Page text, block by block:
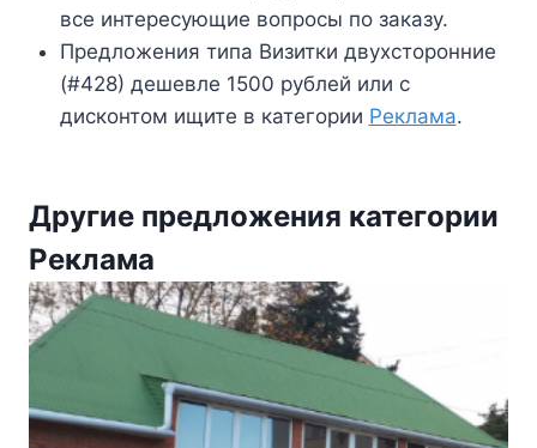
все интересующие вопросы по заказу.
Предложения типа Визитки двухсторонние
(#428) дешевле 1500 рублей или с
дисконтом ищите в категории Реклама.
Другие предложения категории
Реклама